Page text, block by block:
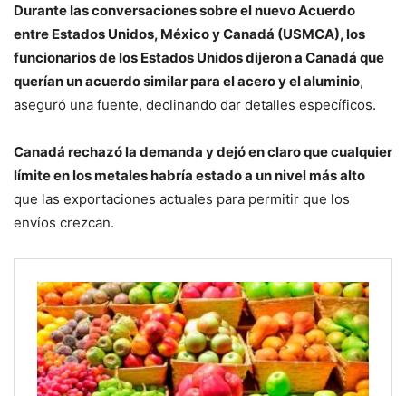
Durante las conversaciones sobre el nuevo Acuerdo
entre Estados Unidos, México y Canadá (USMCA), los
funcionarios de los Estados Unidos dijeron a Canadá que
querían un acuerdo similar para el acero y el aluminio,
aseguró una fuente, declinando dar detalles específicos.
Canadá rechazó la demanda y dejó en claro que cualquier
límite en los metales habría estado a un nivel más alto
que las exportaciones actuales para permitir que los
envíos crezcan.